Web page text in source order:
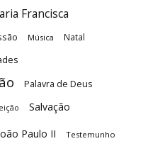
Francisca
Música Natal
Palavra de Deus
Salvação
Paulo II Testemunho